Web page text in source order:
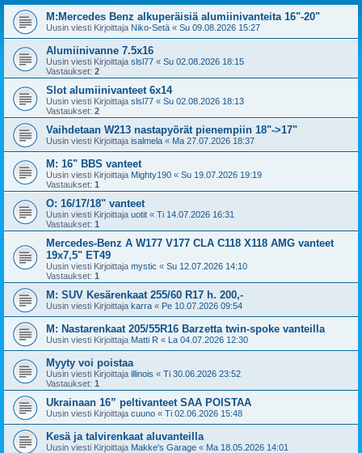
M:Mercedes Benz alkuperäisiä alumiinivanteita 16"-20"
Uusin viesti Kirjoittaja Niko-Setä « Su 09.08.2026 15:27
Alumiinivanne 7.5x16
Uusin viesti Kirjoittaja slsl77 « Su 02.08.2026 18:15
Vastaukset: 2
Slot alumiinivanteet 6x14
Uusin viesti Kirjoittaja slsl77 « Su 02.08.2026 18:13
Vastaukset: 2
Vaihdetaan W213 nastapyörät pienempiin 18"->17"
Uusin viesti Kirjoittaja isalmela « Ma 27.07.2026 18:37
M: 16" BBS vanteet
Uusin viesti Kirjoittaja Mighty190 « Su 19.07.2026 19:19
Vastaukset: 1
O: 16/17/18" vanteet
Uusin viesti Kirjoittaja uotit « Ti 14.07.2026 16:31
Vastaukset: 1
Mercedes-Benz A W177 V177 CLA C118 X118 AMG vanteet
19x7,5" ET49
Uusin viesti Kirjoittaja mystic « Su 12.07.2026 14:10
Vastaukset: 1
M: SUV Kesärenkaat 255/60 R17 h. 200,-
Uusin viesti Kirjoittaja karra « Pe 10.07.2026 09:54
M: Nastarenkaat 205/55R16 Barzetta twin-spoke vanteilla
Uusin viesti Kirjoittaja Matti R « La 04.07.2026 12:30
Myyty voi poistaa
Uusin viesti Kirjoittaja illinois « Ti 30.06.2026 23:52
Vastaukset: 1
Ukrainaan 16” peltivanteet SAA POISTAA
Uusin viesti Kirjoittaja cuuno « Ti 02.06.2026 15:48
Kesä ja talvirenkaat aluvanteilla
Uusin viesti Kirjoittaja Makke's Garage « Ma 18.05.2026 14:01